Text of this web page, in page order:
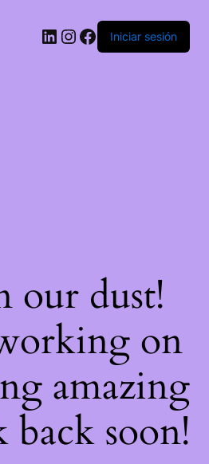
Iniciar sesión
our dust!
on
amazing
soon!